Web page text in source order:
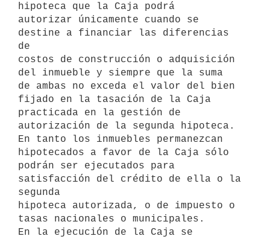
hipoteca que la Caja podrá
autorizar únicamente cuando se
destine a financiar las diferencias
de
costos de construcción o adquisición
del inmueble y siempre que la suma
de ambas no exceda el valor del bien
fijado en la tasación de la Caja
practicada en la gestión de
autorización de la segunda hipoteca.
En tanto los inmuebles permanezcan
hipotecados a favor de la Caja sólo
podrán ser ejecutados para
satisfacción del crédito de ella o la
segunda
hipoteca autorizada, o de impuesto o
tasas nacionales o municipales.
En la ejecución de la Caja se